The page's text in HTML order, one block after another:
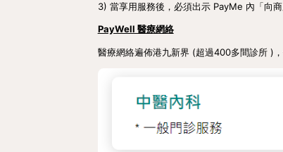
3) 當享用服務後，必須出示 PayMe 內「向
PayWell 醫療網絡
醫療網絡遍佈港九新界 (超過400多間診所 )，